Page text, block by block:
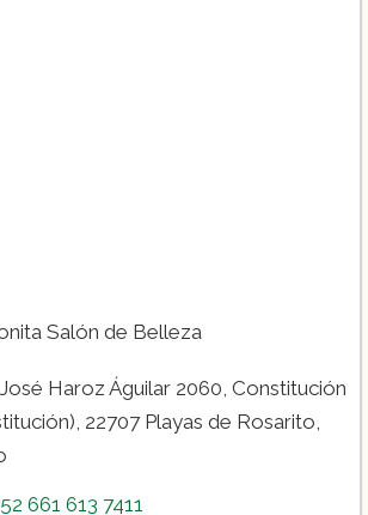
Salón de Belleza
Haroz Águilar 2060, Constitución
22707 Playas de Rosarito,
661 613 7411